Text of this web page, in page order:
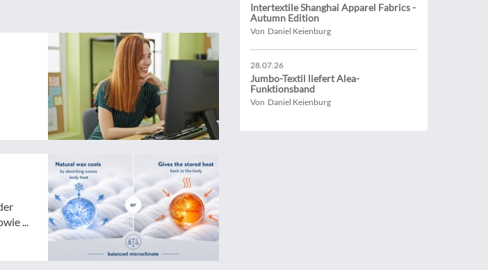
...
Intertextile Shanghai Apparel Fabrics -
Autumn Edition
Von Daniel Keienburg
28.07.26
Jumbo-Textil liefert Alea-
Funktionsband
Von Daniel Keienburg